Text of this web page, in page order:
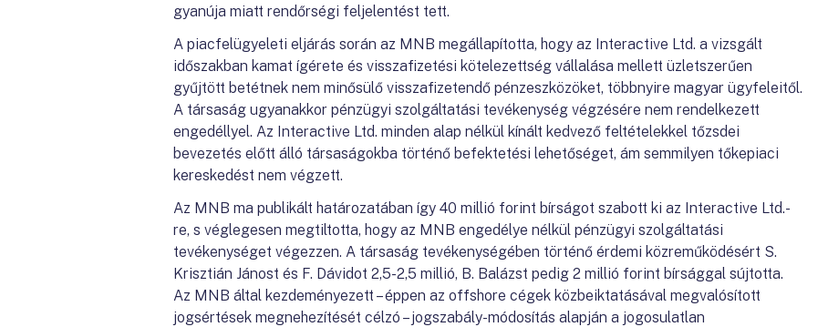
gyanúja miatt rendőrségi feljelentést tett.
A piacfelügyeleti eljárás során az MNB megállapította, hogy az Interactive Ltd. a vizsgált
időszakban kamat ígérete és visszafizetési kötelezettség vállalása mellett üzletszerűen
gyűjtött betétnek nem minősülő visszafizetendő pénzeszközöket, többnyire magyar ügyfeleitől.
A társaság ugyanakkor pénzügyi szolgáltatási tevékenység végzésére nem rendelkezett
engedéllyel. Az Interactive Ltd. minden alap nélkül kínált kedvező feltételekkel tőzsdei
bevezetés előtt álló társaságokba történő befektetési lehetőséget, ám semmilyen tőkepiaci
kereskedést nem végzett.
Az MNB ma publikált határozatában így 40 millió forint bírságot szabott ki az Interactive Ltd.-
re, s véglegesen megtiltotta, hogy az MNB engedélye nélkül pénzügyi szolgáltatási
tevékenységet végezzen. A társaság tevékenységében történő érdemi közreműködésért S.
Krisztián Jánost és F. Dávidot 2,5-2,5 millió, B. Balázst pedig 2 millió forint bírsággal sújtotta.
Az MNB által kezdeményezett – éppen az offshore cégek közbeiktatásával megvalósított
jogsértések megnehezítését célzó – jogszabály-módosítás alapján a jogosulatlan